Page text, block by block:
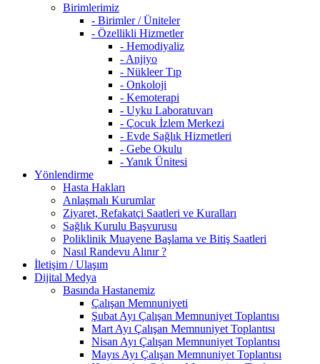
Birimlerimiz
- Birimler / Üniteler
- Özellikli Hizmetler
- Hemodiyaliz
- Anjiyo
- Nükleer Tıp
- Onkoloji
- Kemoterapi
- Uyku Laboratuvarı
- Çocuk İzlem Merkezi
- Evde Sağlık Hizmetleri
- Gebe Okulu
- Yanık Ünitesi
Yönlendirme
Hasta Hakları
Anlaşmalı Kurumlar
Ziyaret, Refakatçi Saatleri ve Kuralları
Sağlık Kurulu Başvurusu
Poliklinik Muayene Başlama ve Bitiş Saatleri
Nasıl Randevu Alınır ?
İletişim / Ulaşım
Dijital Medya
Basında Hastanemiz
Çalışan Memnuniyeti
Şubat Ayı Çalışan Memnuniyet Toplantısı
Mart Ayı Çalışan Memnuniyet Toplantısı
Nisan Ayı Çalışan Memnuniyet Toplantısı
Mayıs Ayı Çalışan Memnuniyet Toplantısı